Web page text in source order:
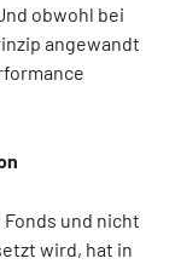
obwohl bei
angewandt
und nicht
wird, hat in